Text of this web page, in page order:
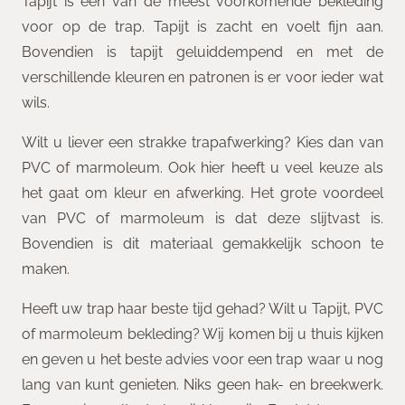
voor op de trap. Tapijt is zacht en voelt fijn aan.
Bovendien is tapijt geluiddempend en met de
verschillende kleuren en patronen is er voor ieder wat
wils.
Wilt u liever een strakke trapafwerking? Kies dan van
PVC of marmoleum. Ook hier heeft u veel keuze als
het gaat om kleur en afwerking. Het grote voordeel
van PVC of marmoleum is dat deze slijtvast is.
Bovendien is dit materiaal gemakkelijk schoon te
maken.
Heeft uw trap haar beste tijd gehad? Wilt u Tapijt, PVC
of marmoleum bekleding? Wij komen bij u thuis kijken
en geven u het beste advies voor een trap waar u nog
lang van kunt genieten. Niks geen hak- en breekwerk.